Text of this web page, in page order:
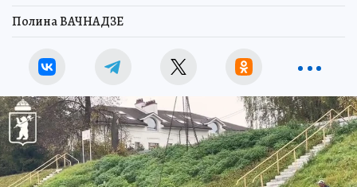
Полина ВАЧНАДЗЕ